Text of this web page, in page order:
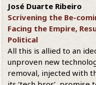
José Duarte Ribeiro
Scrivening the Be-
Facing the Empire,
Political
All this is allied to an
unproven new
removal, injected with